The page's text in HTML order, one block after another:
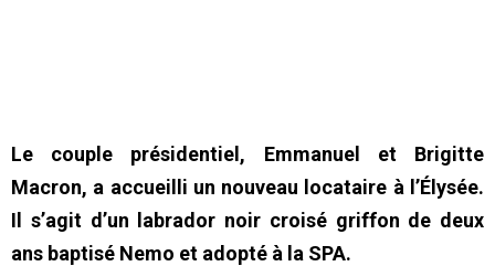
Le couple présidentiel, Emmanuel et Brigitte
Macron, a accueilli un nouveau locataire à l’Élysée.
Il s’agit d’un labrador noir croisé griffon de deux
ans baptisé Nemo et adopté à la SPA.